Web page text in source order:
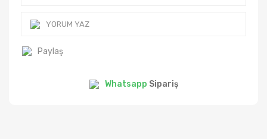
YORUM YAZ
Paylaş
Whatsapp Sipariş